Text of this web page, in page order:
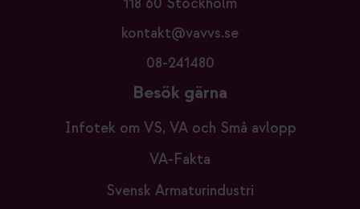
kontakt@vavvs.se
08-241480
Besök gärna
Infotek om VS, VA och Små avlopp
VA-Fakta
Svensk Armaturindustri